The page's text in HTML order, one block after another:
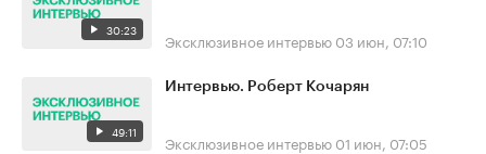
30:23 Эксклюзивное интервью 03 июн, 07:10
49:11
Интервью. Роберт Кочарян
Эксклюзивное интервью 01 июн, 07:05